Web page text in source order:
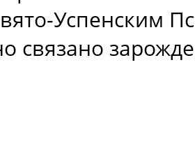
Успенским